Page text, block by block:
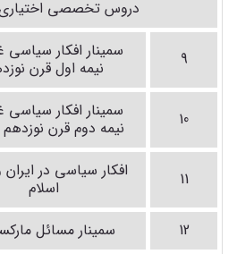
دروس تخصصی اختیاری
9
سمینار افکار سیاسی
نیمه اول قرن
10
سمینار افکار سیاسی
نیمه دوم قرن نوزدهم
11
افکار سیاسی در
اسلام
12 سمینار مسائل